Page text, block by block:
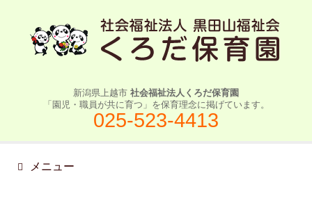
新潟県上越市 社会福祉法人くろだ保育園
「園児・職員が共に育つ」を保育理念に掲げています。
025-523-4413
メニュー